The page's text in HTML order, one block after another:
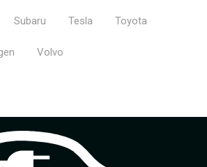
Subaru Tesla Toyota
Volvo